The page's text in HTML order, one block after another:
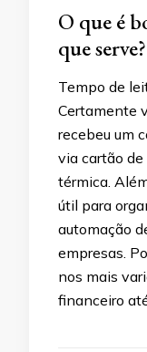
O que é
que serve?
Tempo de
Certamente
recebeu um
via cartão
térmica.
útil para
automação
empresas.
nos mais
financeiro